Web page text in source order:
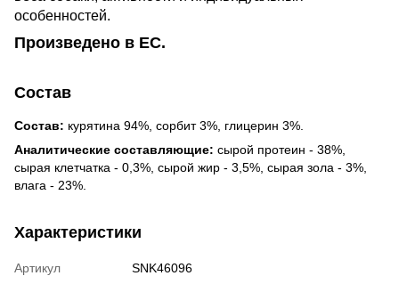
особенностей.
Произведено в ЕС.
Состав
Состав: курятина 94%, сорбит 3%, глицерин 3%.
Аналитические составляющие: сырой протеин - 38%,
сырая клетчатка - 0,3%, сырой жир - 3,5%, сырая зола - 3%,
влага - 23%.
Характеристики
Артикул
SNK46096